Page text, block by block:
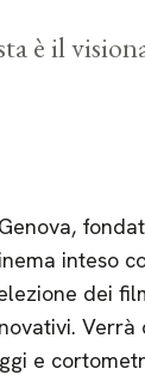
è il
inteso
dei
e